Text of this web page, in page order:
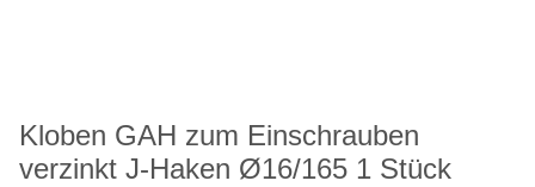
Kloben GAH zum Einschrauben
verzinkt J-Haken Ø16/165 1 Stück